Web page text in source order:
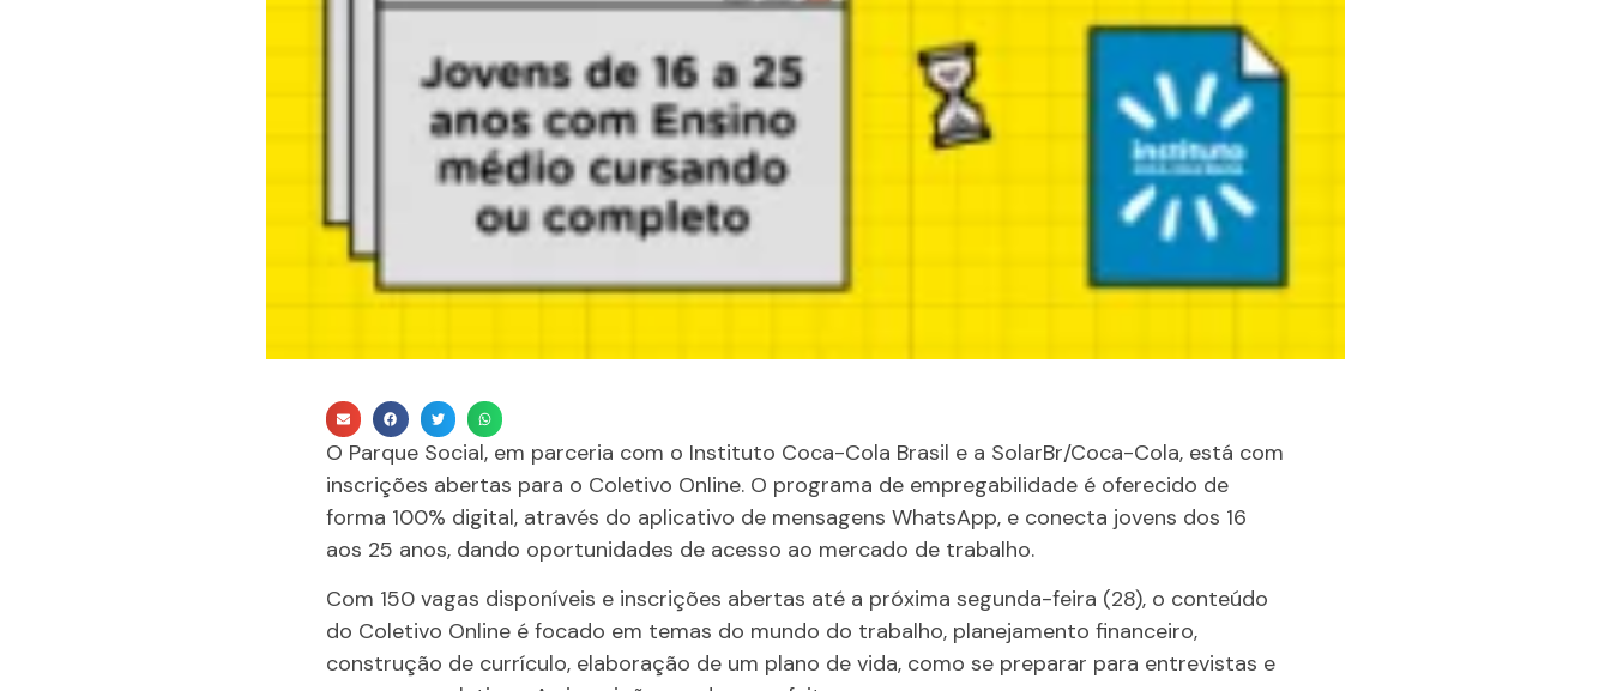
O Parque Social, em parceria com o Instituto Coca-Cola Brasil e a SolarBr/Coca-Cola, está com
inscrições abertas para o Coletivo Online. O programa de empregabilidade é oferecido de
forma 100% digital, através do aplicativo de mensagens WhatsApp, e conecta jovens dos 16
aos 25 anos, dando oportunidades de acesso ao mercado de trabalho.
Com 150 vagas disponíveis e inscrições abertas até a próxima segunda-feira (28), o conteúdo
do Coletivo Online é focado em temas do mundo do trabalho, planejamento financeiro,
construção de currículo, elaboração de um plano de vida, como se preparar para entrevistas e